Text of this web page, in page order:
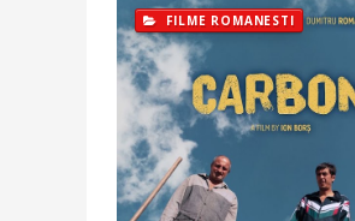
FILME ROMANESTI